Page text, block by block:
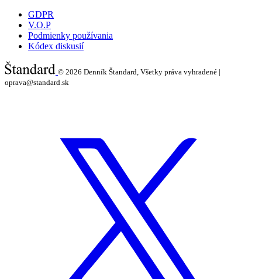
GDPR
V.O.P
Podmienky používania
Kódex diskusií
© 2026 Denník Štandard, Všetky práva vyhradené |
oprava@standard.sk